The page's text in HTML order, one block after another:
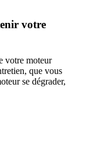
votre
votre moteur
que vous
se dégrader,